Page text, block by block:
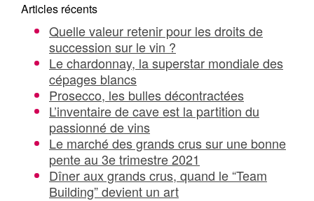
Articles récents
Quelle valeur retenir pour les droits de
succession sur le vin ?
Le chardonnay, la superstar mondiale des
cépages blancs
Prosecco, les bulles décontractées
L’inventaire de cave est la partition du
passionné de vins
Le marché des grands crus sur une bonne
pente au 3e trimestre 2021
Dîner aux grands crus, quand le “Team
Building” devient un art